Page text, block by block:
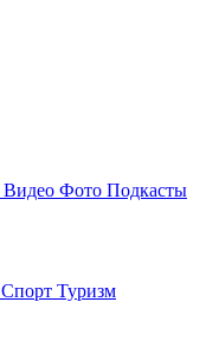
Видео Фото Подкасты
Спорт Туризм